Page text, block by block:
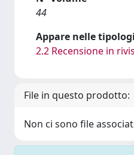
44
Appare nelle
2.2 Recensione in
File in questo prodotto:
Non ci sono file